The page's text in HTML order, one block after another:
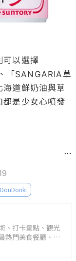
可以選擇
「SANGARIA草
道鮮奶油與草
都是少女心噴發
、打卡景點、觀光
熱門美食餐廳、約
、3C科技、心理測
玩樂實用資訊。